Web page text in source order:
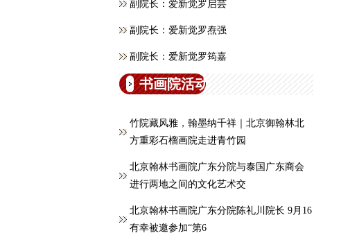
副院长：爱新觉罗启芸
副院长：爱新觉罗焘强
副院长：爱新觉罗筠嘉
书画院活动
竹院藏风雅，翰墨纳千祥｜北京御翰林北
方重彩石榴画院走进青竹园
北京翰林书画院广东分院与泰国广东商会
进行两地之间的文化艺术交
北京翰林书画院广东分院陈礼川院长 9月16
有幸被邀参加“第6